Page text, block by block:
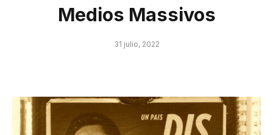
Medios Massivos
31 julio, 2022